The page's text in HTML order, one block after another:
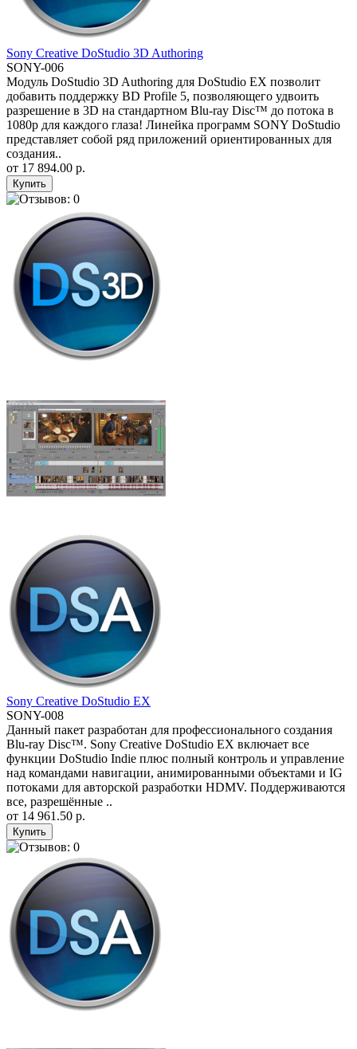
Sony Creative DoStudio 3D Authoring
SONY-006
Модуль DoStudio 3D Authoring для DoStudio EX позволит
добавить поддержку BD Profile 5, позволяющего удвоить
разрешение в 3D на стандартном Blu-ray Disc™ до потока в
1080p для каждого глаза! Линейка программ SONY DoStudio
представляет собой ряд приложений ориентированных для
создания..
от 17 894.00 р.
Sony Creative DoStudio EX
SONY-008
Данный пакет разработан для профессионального создания
Blu-ray Disc™. Sony Creative DoStudio EX включает все
функции DoStudio Indie плюс полный контроль и управление
над командами навигации, анимированными объектами и IG
потоками для авторской разработки HDMV. Поддерживаются
все, разрешённые ..
от 14 961.50 р.